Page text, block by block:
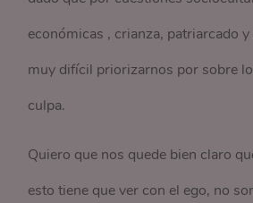
económicas , crianza, patriarcado
muy difícil priorizarnos por sobre
culpa.
Quiero que nos quede bien claro
esto tiene que ver con el ego, no